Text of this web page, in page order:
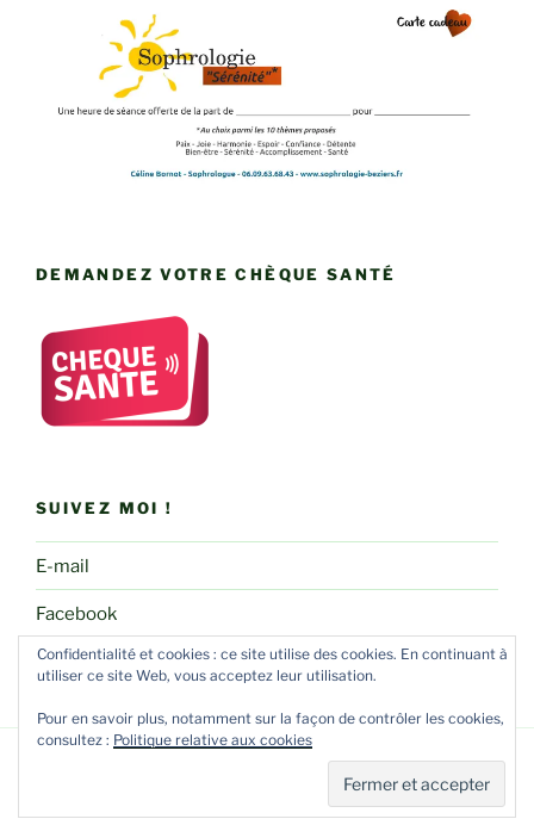
DEMANDEZ VOTRE CHÈQUE SANTÉ
SUIVEZ MOI !
E-mail
Facebook
Confidentialité et cookies : ce site utilise des cookies. En continuant à
utiliser ce site Web, vous acceptez leur utilisation.
Pour en savoir plus, notamment sur la façon de contrôler les cookies,
consultez : Politique relative aux cookies